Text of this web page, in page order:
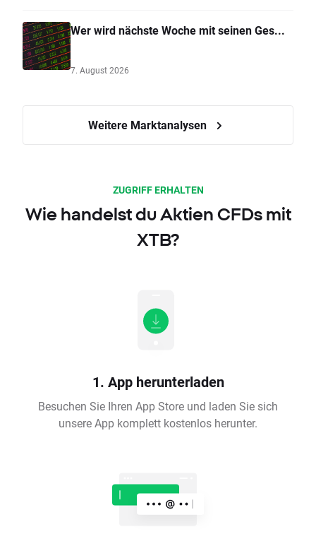
Wer wird nächste Woche mit seinen Ges...
7. August 2026
Weitere Marktanalysen
ZUGRIFF ERHALTEN
Wie handelst du Aktien CFDs mit
XTB?
1. App herunterladen
Besuchen Sie Ihren App Store und laden Sie sich
unsere App komplett kostenlos herunter.